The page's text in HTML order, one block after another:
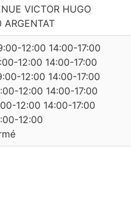
VICTOR HUGO
ARGENTAT
12:00 14:00-17:00
12:00 14:00-17:00
12:00 14:00-17:00
12:00 14:00-17:00
12:00 14:00-17:00
12:00